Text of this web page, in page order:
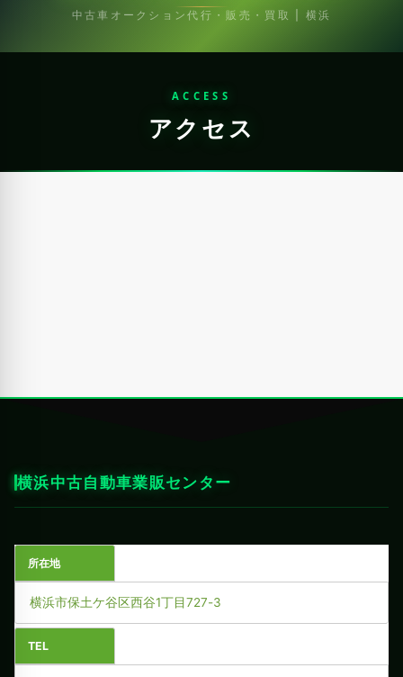
中古車オークション代行・販売・買取 | 横浜
ACCESS
アクセス
横浜中古自動車業販センター
所在地
横浜市保土ケ谷区西谷1丁目727-3
TEL